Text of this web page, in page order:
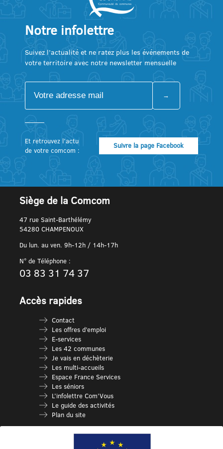
Notre infolettre
Suivez l’actualité et ne ratez plus les événements de
votre territoire avec notre newsletter mensuelle
Et retrouvez l’actu
de votre comcom :
Suivre la page Facebook
Siège de la Comcom
47 rue Saint-Barthélémy
54280 CHAMPENOUX
Du lun. au ven. 9h-12h / 14h-17h
N° de Téléphone :
03 83 31 74 37
Accès rapides
Contact
Les offres d’emploi
E-services
Les 42 communes
Je vais en déchèterie
Les multi-accueils
Espace France Services
Les séniors
L’infolettre Com’Vous
Le guide des activités
Plan du site